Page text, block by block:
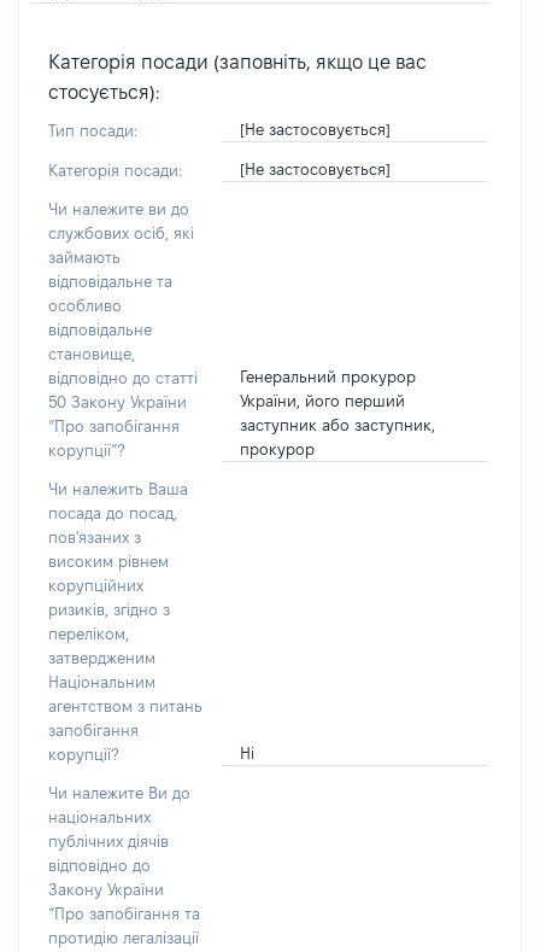
Категорія посади (заповніть, якщо це вас
стосується):
Тип посади: [Не застосовується]
Категорія посади: [Не застосовується]
Чи належите ви до
службових осіб, які
займають
відповідальне та
особливо
відповідальне
становище,
відповідно до статті
50 Закону України
“Про запобігання
корупції”?
Генеральний прокурор
України, його перший
заступник або заступник,
прокурор
Чи належить Ваша
посада до посад,
пов'язаних з
високим рівнем
корупційних
ризиків, згідно з
переліком,
затвердженим
Національним
агентством з питань
запобігання
корупції?
Ні
Чи належите Ви до
національних
публічних діячів
відповідно до
Закону України
“Про запобігання та
протидію легалізації